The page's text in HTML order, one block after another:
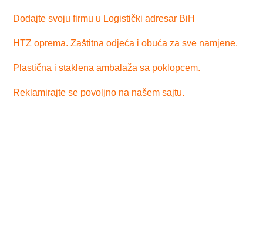
Dodajte svoju firmu u Logistički adresar BiH
HTZ oprema. Zaštitna odjeća i obuća za sve namjene.
Plastična i staklena ambalaža sa poklopcem.
Reklamirajte se povoljno na našem sajtu.